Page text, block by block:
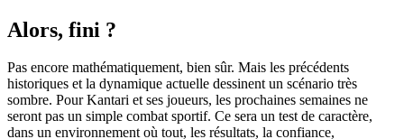
Alors, fini ?
Pas encore mathématiquement, bien sûr. Mais les précédents
historiques et la dynamique actuelle dessinent un scénario très
sombre. Pour Kantari et ses joueurs, les prochaines semaines ne
seront pas un simple combat sportif. Ce sera un test de caractère,
dans un environnement où tout, les résultats, la confiance,